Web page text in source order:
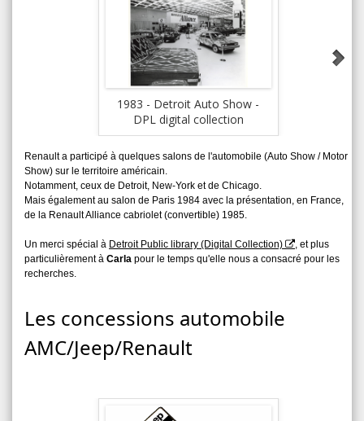
1983 - Detroit Auto Show -
DPL digital collection
Renault a participé à quelques salons de l'automobile (Auto Show / Motor
Show) sur le territoire américain.
Notamment, ceux de Detroit, New-York et de Chicago.
Mais également au salon de Paris 1984 avec la présentation, en France,
de la Renault Alliance cabriolet (convertible) 1985.
Un merci spécial à Detroit Public library (Digital Collection)
, et plus
particulièrement à Carla pour le temps qu'elle nous a consacré pour les
recherches.
Les concessions automobile
AMC/Jeep/Renault